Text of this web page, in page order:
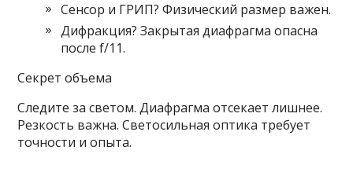
Сенсор и ГРИП? Физический размер важен.
Дифракция? Закрытая диафрагма опасна
после f/11.
Секрет объема
Следите за светом. Диафрагма отсекает лишнее.
Резкость важна. Светосильная оптика требует
точности и опыта.